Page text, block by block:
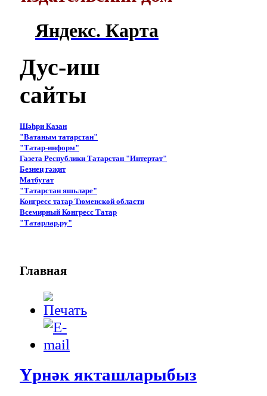
Яндекс. Карта
Дус-иш
сайты
Шәһри Казан
"Ватаным татарстан"
"Татар-информ"
Газета Республики Татарстан "Интертат"
Безнең гәҗит
Матбугат
"Татарстан яшьләре"
Конгресс татар Тюменской области
Всемирный Конгресс Татар
"Татарлар.ру"
Главная
Үрнәк якташларыбыз